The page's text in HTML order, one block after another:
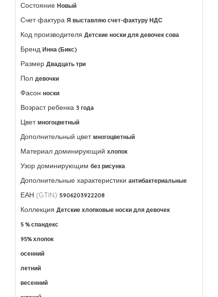
Состояние Новый
Счет-фактура Я выставляю счет-фактуру НДС
Код производителя Детские носки для девочек сова
Бренд Инна (Бикс)
Размер Двадцать три
Пол девочки
Фасон носки
Возраст ребенка 3 года
Цвет многоцветный
Дополнительный цвет многоцветный
Материал доминирующий хлопок
Узор доминирующим без рисунка
Дополнительные характеристики антибактериальные
ЕАН (GTIN) 5906203922208
Коллекция Детские хлопковые носки для девочек
5 % спандекс
95% хлопок
осенний
летний
весенний